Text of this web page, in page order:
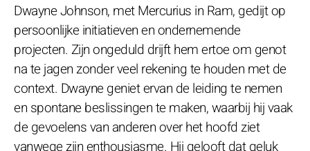
Dwayne Johnson, met Mercurius in Ram, gedijt op
persoonlijke initiatieven en ondernemende
projecten. Zijn ongeduld drijft hem ertoe om genot
na te jagen zonder veel rekening te houden met de
context. Dwayne geniet ervan de leiding te nemen
en spontane beslissingen te maken, waarbij hij vaak
de gevoelens van anderen over het hoofd ziet
vanwege zijn enthousiasme. Hij gelooft dat geluk